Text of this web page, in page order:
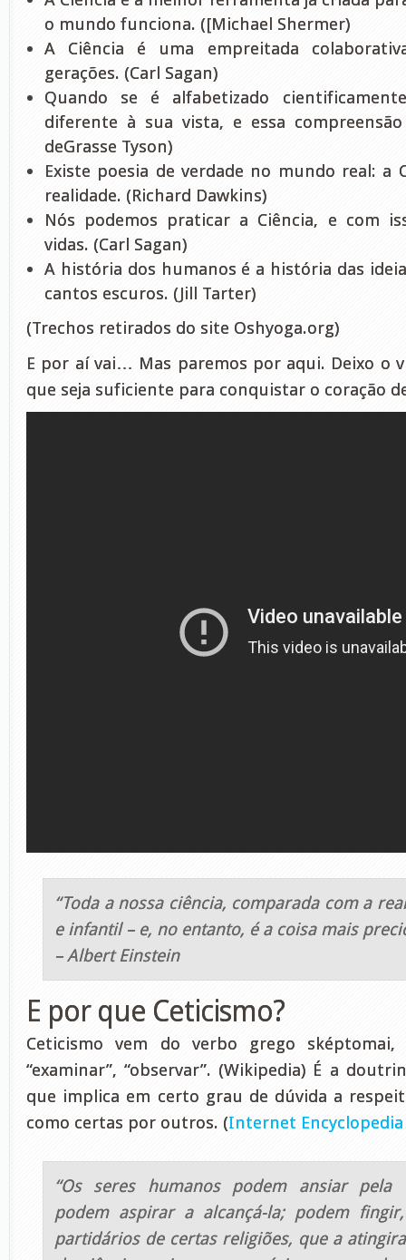
o mundo funciona. ([Michael Shermer)
A Ciência é uma empreitada
gerações. (Carl Sagan)
Quando se é alfabetizado
diferente à sua vista, e essa
deGrasse Tyson)
Existe poesia de verdade no mundo real: a
realidade. (Richard Dawkins)
Nós podemos praticar a Ciência, e com
vidas. (Carl Sagan)
A história dos humanos é a história das
cantos escuros. (Jill Tarter)
(Trechos retirados do site Oshyoga.org)
E por aí vai… Mas paremos por aqui. Deixo o
que seja suficiente para conquistar o coração
“Toda a nossa ciência, comparada com a
e infantil – e, no entanto, é a coisa mais
– Albert Einstein
E por que Ceticismo?
Ceticismo vem do verbo grego sképtomai,
“examinar”, “observar”. (Wikipedia) É a
que implica em certo grau de dúvida a
como certas por outros. (Internet
“Os seres humanos podem ansiar pela
podem aspirar a alcançá-la; podem
partidários de certas religiões, que a